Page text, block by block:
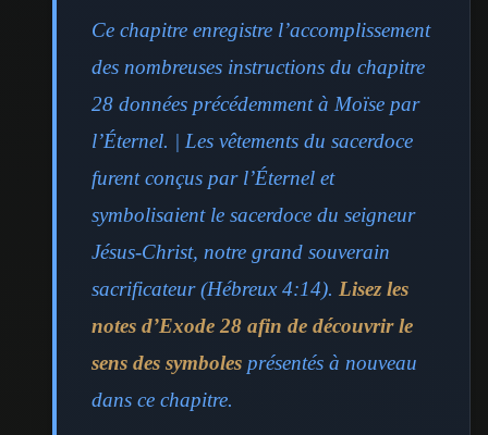
Ce chapitre enregistre l’accomplissement
des nombreuses instructions du chapitre
28 données précédemment à Moïse par
l’Éternel. | Les vêtements du sacerdoce
furent conçus par l’Éternel et
symbolisaient le sacerdoce du seigneur
Jésus-Christ, notre grand souverain
sacrificateur (Hébreux 4:14). Lisez les
notes d’Exode 28 afin de découvrir le
sens des symboles présentés à nouveau
dans ce chapitre.